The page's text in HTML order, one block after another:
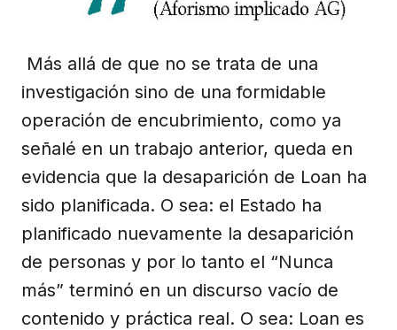
Más allá de que no se trata de una
investigación sino de una formidable
operación de encubrimiento, como ya
señalé en un trabajo anterior, queda en
evidencia que la desaparición de Loan ha
sido planificada. O sea: el Estado ha
planificado nuevamente la desaparición
de personas y por lo tanto el “Nunca
más” terminó en un discurso vacío de
contenido y práctica real. O sea: Loan es